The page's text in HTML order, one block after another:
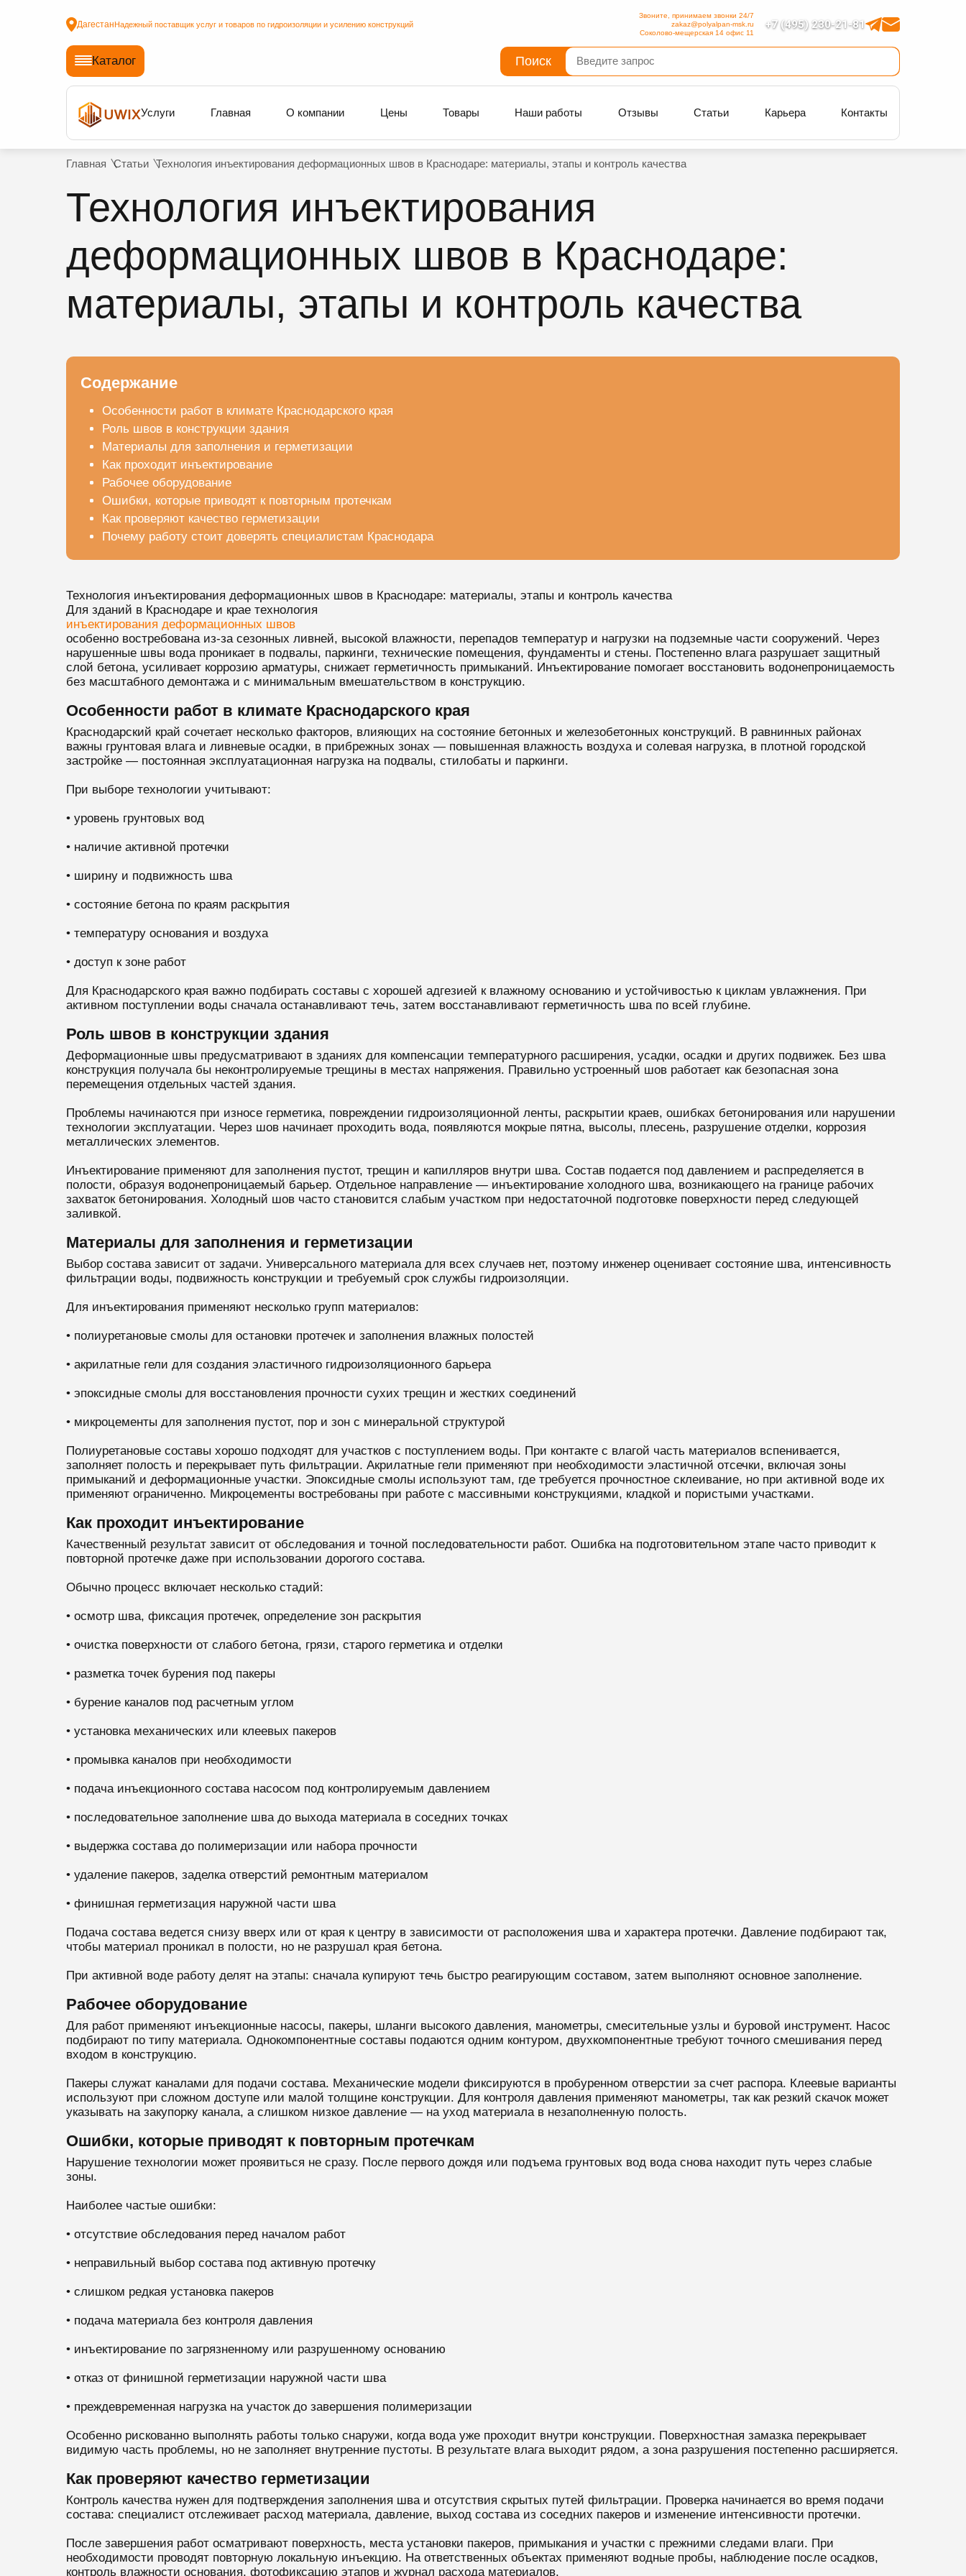
ДагестанНадежный поставщик услуг и товаров по гидроизоляции и усилению конструкций +7 (495) 230-21-81
Звоните, принимаем звонки 24/7
zakaz@polyalpan-msk.ru
Соколово-мещерская 14 офис 11
Каталог Поиск
Услуги Главная О компании Цены Товары Наши работы Отзывы Статьи Карьера Контакты
Главная Статьи Технология инъектирования деформационных швов в Краснодаре: материалы, этапы и контроль качества
Технология инъектирования
деформационных швов в Краснодаре:
материалы, этапы и контроль качества
Содержание
Особенности работ в климате Краснодарского края
Роль швов в конструкции здания
Материалы для заполнения и герметизации
Как проходит инъектирование
Рабочее оборудование
Ошибки, которые приводят к повторным протечкам
Как проверяют качество герметизации
Почему работу стоит доверять специалистам Краснодара
Технология инъектирования деформационных швов в Краснодаре: материалы, этапы и контроль качества
Для зданий в Краснодаре и крае технология
инъектирования деформационных швов
особенно востребована из-за сезонных ливней, высокой влажности, перепадов температур и нагрузки на подземные части сооружений. Через
нарушенные швы вода проникает в подвалы, паркинги, технические помещения, фундаменты и стены. Постепенно влага разрушает защитный
слой бетона, усиливает коррозию арматуры, снижает герметичность примыканий. Инъектирование помогает восстановить водонепроницаемость
без масштабного демонтажа и с минимальным вмешательством в конструкцию.
Особенности работ в климате Краснодарского края
Краснодарский край сочетает несколько факторов, влияющих на состояние бетонных и железобетонных конструкций. В равнинных районах
важны грунтовая влага и ливневые осадки, в прибрежных зонах — повышенная влажность воздуха и солевая нагрузка, в плотной городской
застройке — постоянная эксплуатационная нагрузка на подвалы, стилобаты и паркинги.
При выборе технологии учитывают:
• уровень грунтовых вод
• наличие активной протечки
• ширину и подвижность шва
• состояние бетона по краям раскрытия
• температуру основания и воздуха
• доступ к зоне работ
Для Краснодарского края важно подбирать составы с хорошей адгезией к влажному основанию и устойчивостью к циклам увлажнения. При
активном поступлении воды сначала останавливают течь, затем восстанавливают герметичность шва по всей глубине.
Роль швов в конструкции здания
Деформационные швы предусматривают в зданиях для компенсации температурного расширения, усадки, осадки и других подвижек. Без шва
конструкция получала бы неконтролируемые трещины в местах напряжения. Правильно устроенный шов работает как безопасная зона
перемещения отдельных частей здания.
Проблемы начинаются при износе герметика, повреждении гидроизоляционной ленты, раскрытии краев, ошибках бетонирования или нарушении
технологии эксплуатации. Через шов начинает проходить вода, появляются мокрые пятна, высолы, плесень, разрушение отделки, коррозия
металлических элементов.
Инъектирование применяют для заполнения пустот, трещин и капилляров внутри шва. Состав подается под давлением и распределяется в
полости, образуя водонепроницаемый барьер. Отдельное направление — инъектирование холодного шва, возникающего на границе рабочих
захваток бетонирования. Холодный шов часто становится слабым участком при недостаточной подготовке поверхности перед следующей
заливкой.
Материалы для заполнения и герметизации
Выбор состава зависит от задачи. Универсального материала для всех случаев нет, поэтому инженер оценивает состояние шва, интенсивность
фильтрации воды, подвижность конструкции и требуемый срок службы гидроизоляции.
Для инъектирования применяют несколько групп материалов:
• полиуретановые смолы для остановки протечек и заполнения влажных полостей
• акрилатные гели для создания эластичного гидроизоляционного барьера
• эпоксидные смолы для восстановления прочности сухих трещин и жестких соединений
• микроцементы для заполнения пустот, пор и зон с минеральной структурой
Полиуретановые составы хорошо подходят для участков с поступлением воды. При контакте с влагой часть материалов вспенивается,
заполняет полость и перекрывает путь фильтрации. Акрилатные гели применяют при необходимости эластичной отсечки, включая зоны
примыканий и деформационные участки. Эпоксидные смолы используют там, где требуется прочностное склеивание, но при активной воде их
применяют ограниченно. Микроцементы востребованы при работе с массивными конструкциями, кладкой и пористыми участками.
Как проходит инъектирование
Качественный результат зависит от обследования и точной последовательности работ. Ошибка на подготовительном этапе часто приводит к
повторной протечке даже при использовании дорогого состава.
Обычно процесс включает несколько стадий:
• осмотр шва, фиксация протечек, определение зон раскрытия
• очистка поверхности от слабого бетона, грязи, старого герметика и отделки
• разметка точек бурения под пакеры
• бурение каналов под расчетным углом
• установка механических или клеевых пакеров
• промывка каналов при необходимости
• подача инъекционного состава насосом под контролируемым давлением
• последовательное заполнение шва до выхода материала в соседних точках
• выдержка состава до полимеризации или набора прочности
• удаление пакеров, заделка отверстий ремонтным материалом
• финишная герметизация наружной части шва
Подача состава ведется снизу вверх или от края к центру в зависимости от расположения шва и характера протечки. Давление подбирают так,
чтобы материал проникал в полости, но не разрушал края бетона.
При активной воде работу делят на этапы: сначала купируют течь быстро реагирующим составом, затем выполняют основное заполнение.
Рабочее оборудование
Для работ применяют инъекционные насосы, пакеры, шланги высокого давления, манометры, смесительные узлы и буровой инструмент. Насос
подбирают по типу материала. Однокомпонентные составы подаются одним контуром, двухкомпонентные требуют точного смешивания перед
входом в конструкцию.
Пакеры служат каналами для подачи состава. Механические модели фиксируются в пробуренном отверстии за счет распора. Клеевые варианты
используют при сложном доступе или малой толщине конструкции. Для контроля давления применяют манометры, так как резкий скачок может
указывать на закупорку канала, а слишком низкое давление — на уход материала в незаполненную полость.
Ошибки, которые приводят к повторным протечкам
Нарушение технологии может проявиться не сразу. После первого дождя или подъема грунтовых вод вода снова находит путь через слабые
зоны.
Наиболее частые ошибки:
• отсутствие обследования перед началом работ
• неправильный выбор состава под активную протечку
• слишком редкая установка пакеров
• подача материала без контроля давления
• инъектирование по загрязненному или разрушенному основанию
• отказ от финишной герметизации наружной части шва
• преждевременная нагрузка на участок до завершения полимеризации
Особенно рискованно выполнять работы только снаружи, когда вода уже проходит внутри конструкции. Поверхностная замазка перекрывает
видимую часть проблемы, но не заполняет внутренние пустоты. В результате влага выходит рядом, а зона разрушения постепенно расширяется.
Как проверяют качество герметизации
Контроль качества нужен для подтверждения заполнения шва и отсутствия скрытых путей фильтрации. Проверка начинается во время подачи
состава: специалист отслеживает расход материала, давление, выход состава из соседних пакеров и изменение интенсивности протечки.
После завершения работ осматривают поверхность, места установки пакеров, примыкания и участки с прежними следами влаги. При
необходимости проводят повторную локальную инъекцию. На ответственных объектах применяют водные пробы, наблюдение после осадков,
контроль влажности основания, фотофиксацию этапов и журнал расхода материалов.